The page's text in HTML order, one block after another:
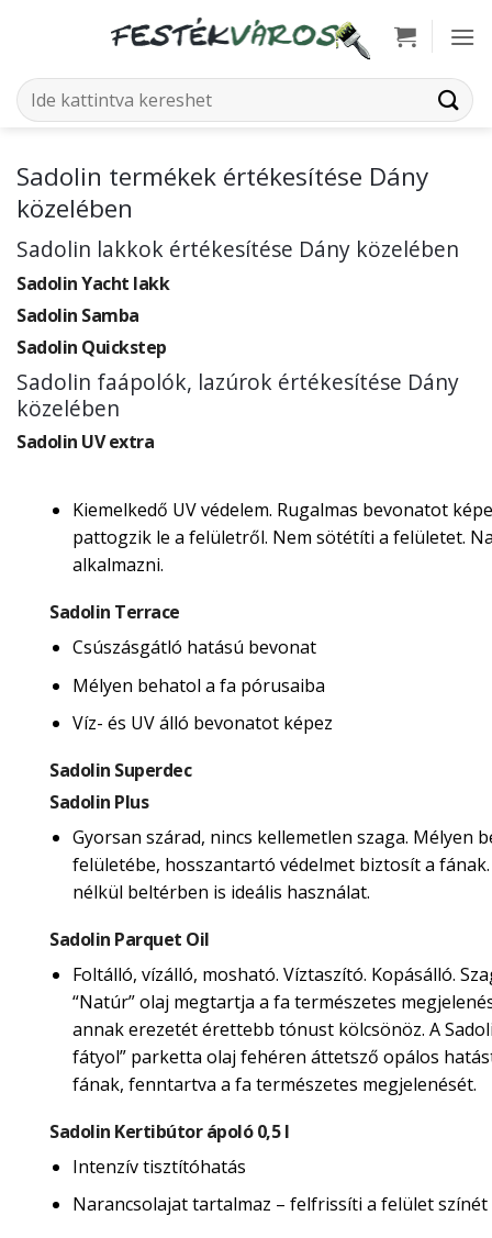
Keresés
a
Sadolin termékek értékesítése Dány
közelében
Sadolin lakkok értékesítése Dány közelében
Sadolin Yacht lakk
Sadolin Samba
Sadolin Quickstep
Sadolin faápolók, lazúrok értékesítése Dány
közelében
Sadolin UV extra
Kiemelkedő UV védelem. Rugalmas bevonatot
pattogzik le a felületről. Nem sötétíti a felületet.
alkalmazni.
Sadolin Terrace
Csúszásgátló hatású bevonat
Mélyen behatol a fa pórusaiba
Víz- és UV álló bevonatot képez
Sadolin Superdec
Sadolin Plus
Gyorsan szárad, nincs kellemetlen szaga. Mélyen
felületébe, hosszantartó védelmet biztosít a
nélkül beltérben is ideális használat.
Sadolin Parquet Oil
Foltálló, vízálló, mosható. Víztaszító. Kopásálló.
“Natúr” olaj megtartja a fa természetes
annak erezetét érettebb tónust kölcsönöz. A
fátyol” parketta olaj fehéren áttetsző opálos
fának, fenntartva a fa természetes megjelenését.
Sadolin Kertibútor ápoló 0,5 l
Intenzív tisztítóhatás
Narancsolajat tartalmaz – felfrissíti a felület színét